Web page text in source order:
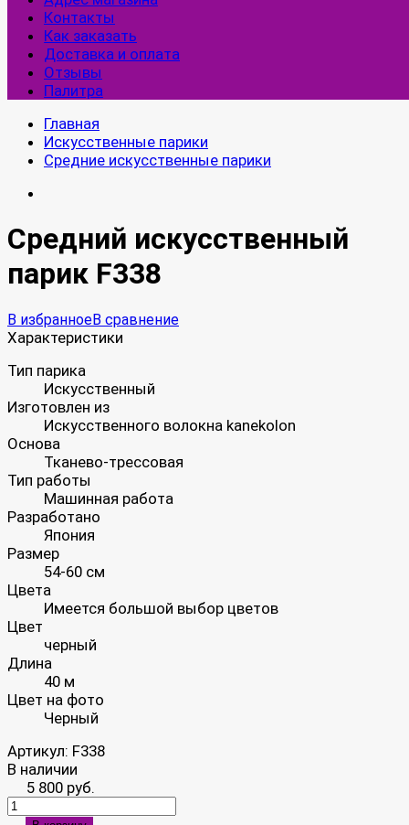
Контакты
Как заказать
Доставка и оплата
Отзывы
Палитра
Главная
Искусственные парики
Средние искусственные парики
Средний искусственный
парик F338
В избранноеВ сравнение
Характеристики
Тип парика
Искусственный
Изготовлен из
Искусственного волокна kanekolon
Основа
Тканево-трессовая
Тип работы
Машинная работа
Разработано
Япония
Размер
54-60 см
Цвета
Имеется большой выбор цветов
Цвет
черный
Длина
40 м
Цвет на фото
Черный
Артикул: F338
В наличии
5 800 руб.